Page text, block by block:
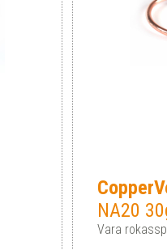
NA20
Vara